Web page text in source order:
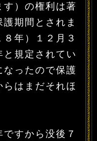
す）の権利は著
期間とされま
年）１２月３
と規定されてい
なったので保護
はまだそれほ
すから没後７